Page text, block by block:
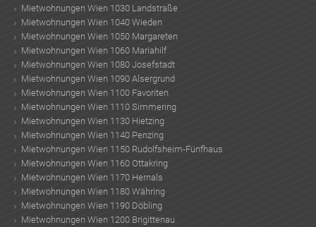
Mietwohnungen Wien 1030 Landstraße
Mietwohnungen Wien 1040 Wieden
Mietwohnungen Wien 1050 Margareten
Mietwohnungen Wien 1060 Mariahilf
Mietwohnungen Wien 1080 Josefstadt
Mietwohnungen Wien 1090 Alsergrund
Mietwohnungen Wien 1100 Favoriten
Mietwohnungen Wien 1110 Simmering
Mietwohnungen Wien 1130 Hietzing
Mietwohnungen Wien 1140 Penzing
Mietwohnungen Wien 1150 Rudolfsheim-Fünfhaus
Mietwohnungen Wien 1160 Ottakring
Mietwohnungen Wien 1170 Hernals
Mietwohnungen Wien 1180 Währing
Mietwohnungen Wien 1190 Döbling
Mietwohnungen Wien 1200 Brigittenau